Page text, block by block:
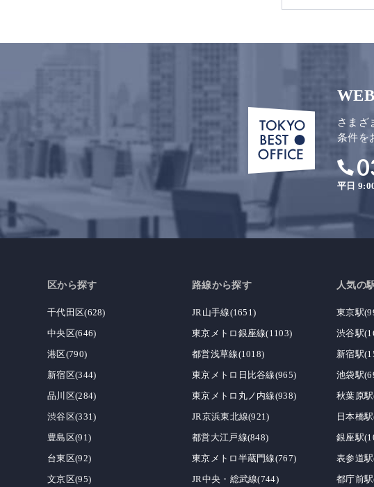
さまざ
条件を
平日
区から探す
千代田区(628)
中央区(646)
港区(790)
新宿区(344)
品川区(284)
渋谷区(331)
豊島区(91)
台東区(92)
文京区(95)
路線から探す
JR山手線(1651)
東京メトロ銀座線(1103)
都営浅草線(1018)
東京メトロ日比谷線(965)
東京メトロ丸ノ内線(938)
JR京浜東北線(921)
都営大江戸線(848)
東京メトロ半蔵門線(767)
JR中央・総武線(744)
人気の
東京駅
渋谷駅
新宿駅
池袋駅
秋葉原
日本橋
銀座駅
表参道
都庁前